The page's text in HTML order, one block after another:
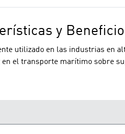
y
utilizado en las industrias en
en el transporte marítimo sobre